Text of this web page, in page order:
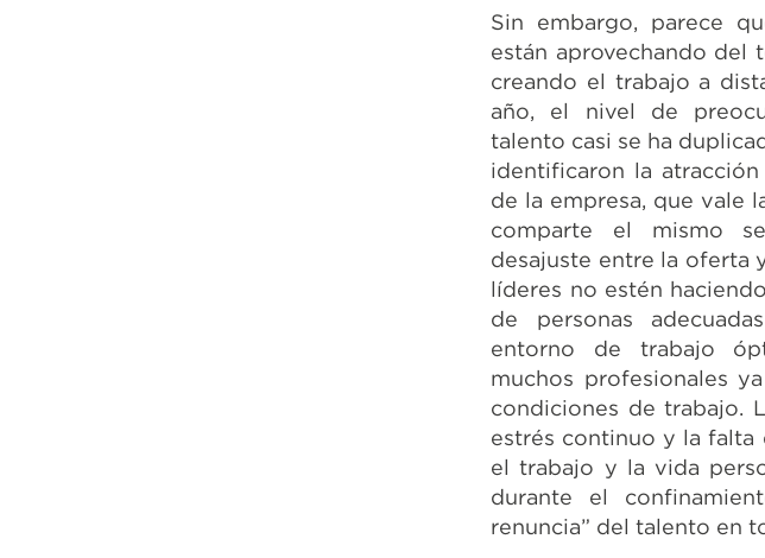
Sin embargo, parece
están aprovechando del
creando el trabajo a
año, el nivel de
talento casi se ha
identificaron la
de la empresa, que vale
comparte el mismo
desajuste entre la oferta
líderes no estén
de personas
entorno de trabajo
muchos profesionales
condiciones de trabajo.
estrés continuo y la
el trabajo y la vida
durante el
renuncia” del talento en